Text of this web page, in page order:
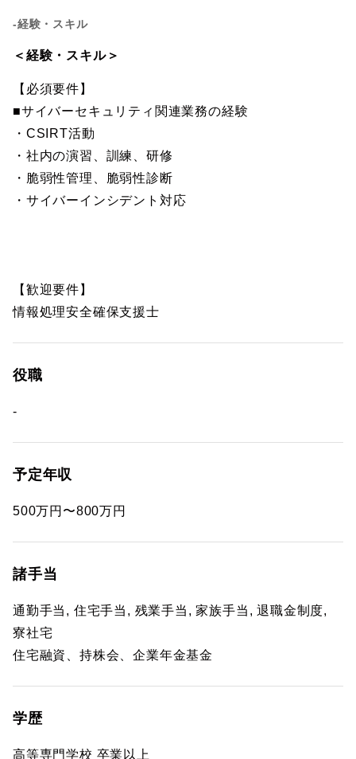
-経験・スキル
＜経験・スキル＞
【必須要件】
■サイバーセキュリティ関連業務の経験
・CSIRT活動
・社内の演習、訓練、研修
・脆弱性管理、脆弱性診断
・サイバーインシデント対応
【歓迎要件】
情報処理安全確保支援士
役職
-
予定年収
500万円〜800万円
諸手当
通勤手当, 住宅手当, 残業手当, 家族手当, 退職金制度,
寮社宅
住宅融資、持株会、企業年金基金
学歴
高等専門学校 卒業以上